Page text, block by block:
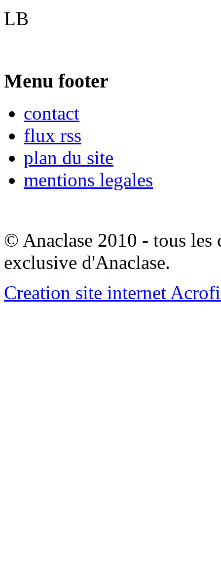
LB
Menu footer
contact
flux rss
plan du site
mentions legales
© Anaclase 2010 - tous les
exclusive d'Anaclase.
Creation site internet